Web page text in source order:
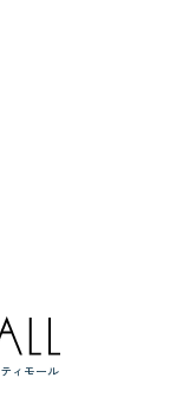
ィモール